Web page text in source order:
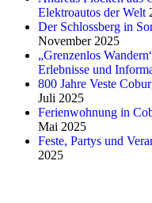
Elektroautos der Welt
Der Schlossberg in
November 2025
„Grenzenlos
Erlebnisse und
800 Jahre Veste
Juli 2025
Ferienwohnung in
Mai 2025
Feste, Partys und
2025